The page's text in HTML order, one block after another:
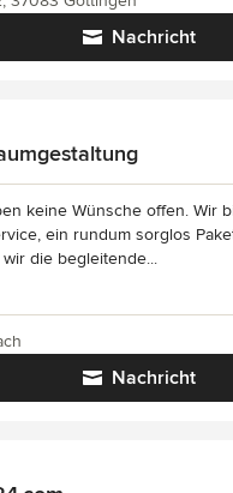
Nachricht
keine Wünsche offen. Wir
ein rundum sorglos
die begleitende...
Nachricht